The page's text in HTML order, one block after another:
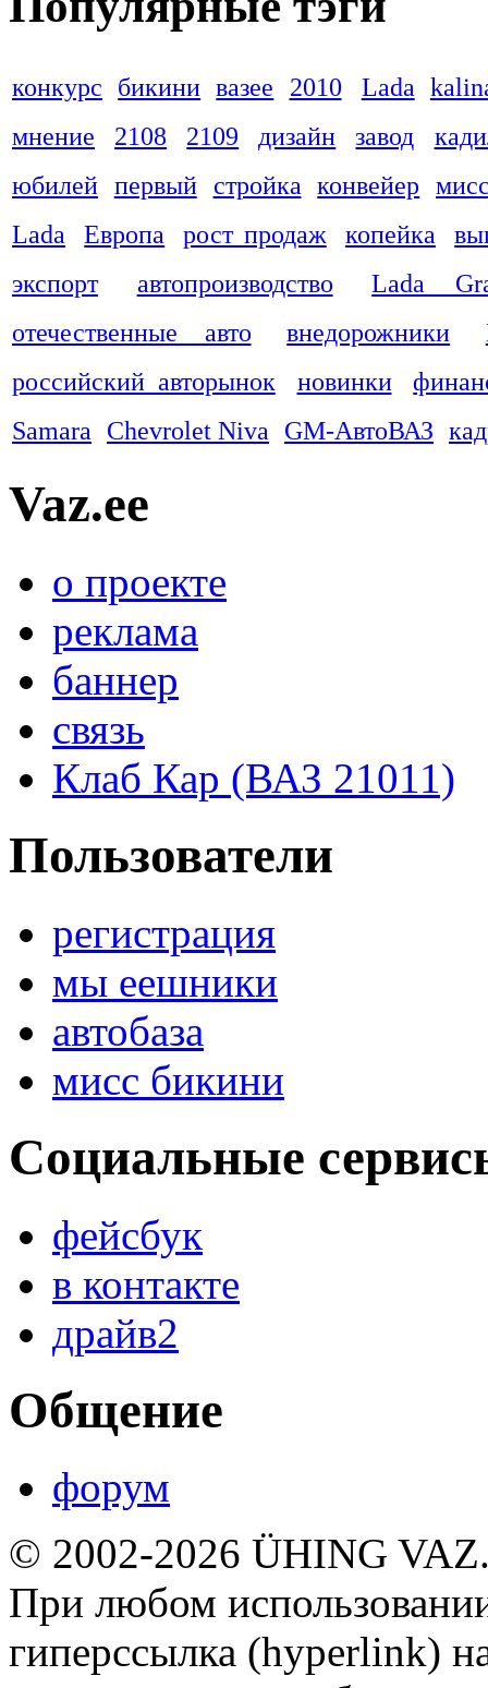
конкурс бикини вазее 2010 Lada
мнение
2108 2109 дизайн завод
юбилей первый стройка конвейер
Lada
Европа рост продаж копейка
экспорт
автопроизводство
Lada
отечественные авто
внедорожники
российский авторынок
новинки
Samara
Chevrolet Niva GM-АвтоВАЗ
Vaz.ee
о проекте
реклама
баннер
связь
Клаб Кар (ВАЗ 21011)
Пользователи
регистрация
мы еешники
автобаза
мисс бикини
Социальные
фейсбук
в контакте
драйв2
Общение
форум
© 2002-2026 ÜHING
При любом
гиперссылка (hyperlink)